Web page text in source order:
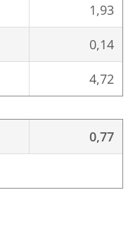
1,93
0,14
4,72
0,77